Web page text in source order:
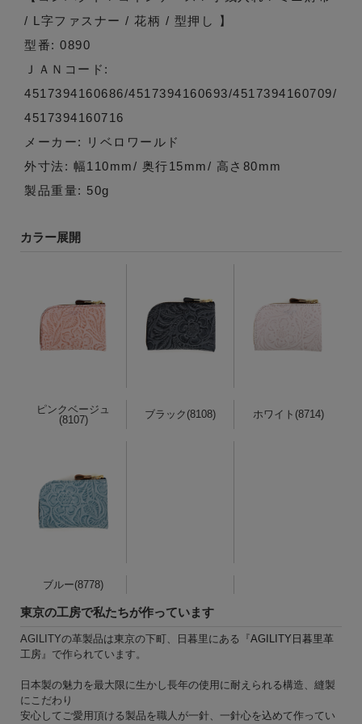
/ L字ファスナー / 花柄 / 型押し 】
型番: 0890
ＪＡＮコード:
4517394160686/4517394160693/4517394160709/
4517394160716
メーカー: リベロワールド
外寸法: 幅110mm/ 奥行15mm/ 高さ80mm
製品重量: 50g
カラー展開
ピンクベージュ
(8107)
ブラック(8108) ホワイト(8714)
ブルー(8778)
東京の工房で私たちが作っています
AGILITYの革製品は東京の下町、日暮里にある『AGILITY日暮里革
工房』で作られています。
日本製の魅力を最大限に生かし長年の使用に耐えられる構造、縫製
にこだわり
安心してご愛用頂ける製品を職人が一針、一針心を込めて作ってい